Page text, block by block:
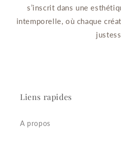
s’inscrit dans une
intemporelle, où chaque
Liens rapides
A propos